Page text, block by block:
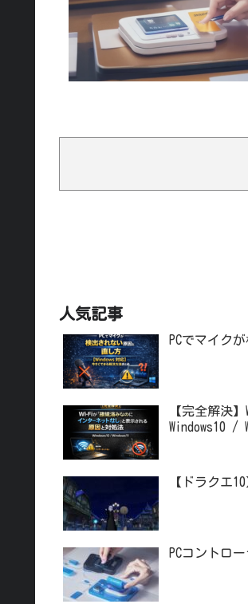
人気記事
PCでマイク
【完全解決
Windows10 /
【ドラクエ
PCコントロ